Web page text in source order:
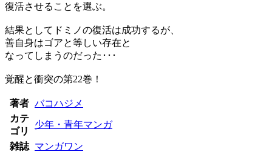
復活させることを選ぶ。
結果としてドミノの復活は成功するが、
善自身はゴアと等しい存在と
なってしまうのだった･･･
覚醒と衝突の第22巻！
著者 バコハジメ
カテ
ゴリ
少年・青年マンガ
雑誌 マンガワン